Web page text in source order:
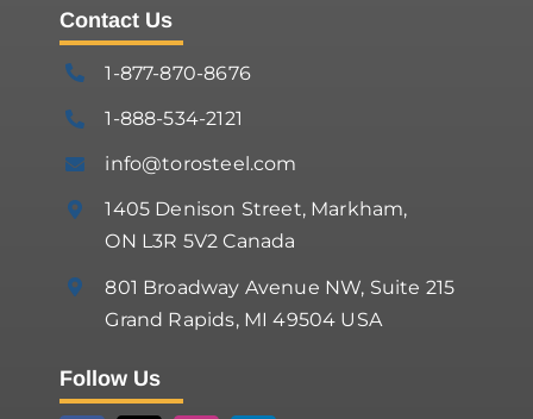
Contact Us
1-877-870-8676
1-888-534-2121
info@torosteel.com
1405 Denison Street, Markham,
ON L3R 5V2 Canada
801 Broadway Avenue NW, Suite 215
Grand Rapids, MI 49504 USA
Follow Us